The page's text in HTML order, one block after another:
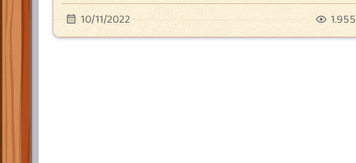
10/11/2022 1.955